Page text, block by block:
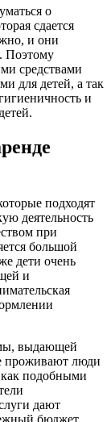
о
сдается
и они
Поэтому
средствами
для детей, а так
и
подходят
деятельность
при
большой
дети очень
и
выдающей
проживают люди
подобными
дают
бюджет,